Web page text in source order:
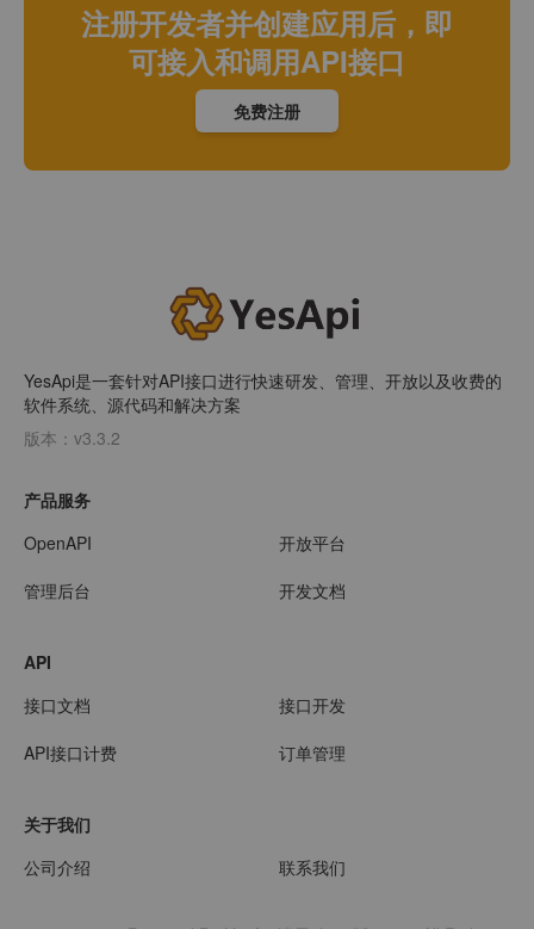
注册开发者并创建应用后，即
可接入和调用API接口
免费注册
YesApi是一套针对API接口进行快速研发、管理、开放以及收费的
软件系统、源代码和解决方案
版本：v3.3.2
产品服务
OpenAPI
开放平台
管理后台
开发文档
API
接口文档
接口开发
API接口计费
订单管理
关于我们
公司介绍
联系我们